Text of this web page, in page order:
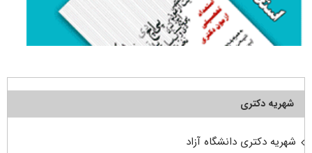
شهریه دکتری
شهریه دکتری دانشگاه آزاد